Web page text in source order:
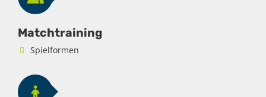
Matchtraining
Spielformen